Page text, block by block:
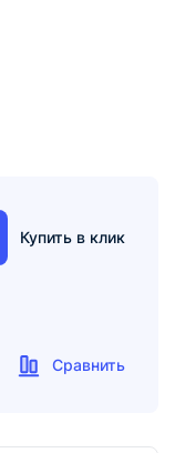
Купить в клик
Сравнить